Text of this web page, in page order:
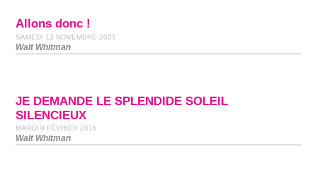
Allons donc !
SAMEDI 13 NOVEMBRE 2021
Walt Whitman
JE DEMANDE LE SPLENDIDE SOLEIL
SILENCIEUX
MARDI 9 FÉVRIER 2016
Walt Whitman